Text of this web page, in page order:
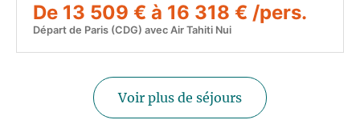
De 13 509 € à 16 318 € /pers.
Départ de Paris (CDG) avec Air Tahiti Nui
Voir plus de séjours